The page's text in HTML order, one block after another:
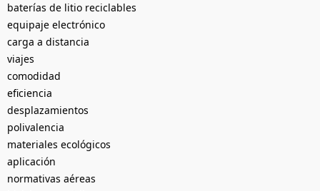
baterías de litio reciclables
equipaje electrónico
carga a distancia
viajes
comodidad
eficiencia
desplazamientos
polivalencia
materiales ecológicos
aplicación
normativas aéreas